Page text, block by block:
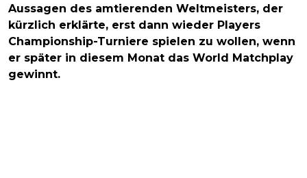
Aussagen des amtierenden Weltmeisters, der
kürzlich erklärte, erst dann wieder Players
Championship-Turniere spielen zu wollen, wenn
er später in diesem Monat das World Matchplay
gewinnt.